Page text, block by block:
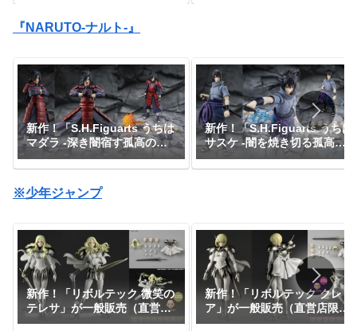
ボールDAIMA』｜定価8,800
円｜発売日2027年1月予定
『NARUTO-ナルト-』
新作！「S.H.Figuarts うちは
マダラ -深き闇宿す孤高の伝
説-」が一般販売で予約開始！
『NARUTO-ナルト-』｜定価
11,000円｜発売日2026年7月
予定
新作！「S.H.Figuarts うちは
サスケ -闇を焼き切る孤高の
忍-」が一般販売で予約開始！
『NARUTO-ナルト-』｜定価
※少年ジャンプ
新作！「リボルテック 微笑の
テレサ」が一般販売（直営店
限定特典あり）で登場！
新作！「リボルテック クレ
ア」が一般販売（直営店限定
特典あり）で登場！